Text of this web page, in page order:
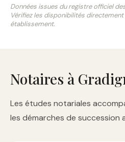
Données issues du registre officiel
Vérifiez les disponibilités
établissement.
Notaires à
Les études notariales
les démarches de succession